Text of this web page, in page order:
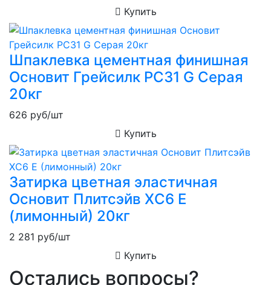
Купить
Шпаклевка цементная финишная
Основит Грейсилк PC31 G Серая
20кг
626 руб/шт
Купить
Затирка цветная эластичная
Основит Плитсэйв XC6 E
(лимонный) 20кг
2 281 руб/шт
Купить
Остались вопросы?